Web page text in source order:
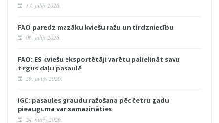
17. jūlijs 2026.
FAO paredz mazāku kviešu ražu un tirdzniecību
06. jūlijs 2026.
FAO: ES kviešu eksportētāji varētu palielināt savu
tirgus daļu pasaulē
26. jūnijs 2026.
IGC: pasaules graudu ražošana pēc četru gadu
pieauguma var samazināties
24. maijs 2026.